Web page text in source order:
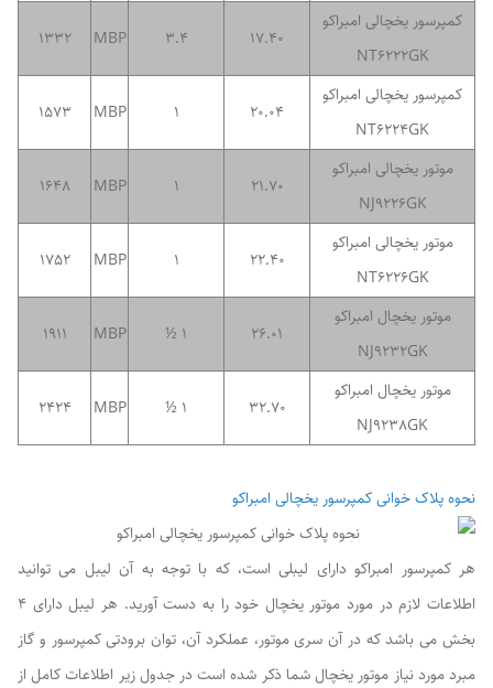
کمپرسور یخچالی امبراکو
NT6222GK
17.40
3.4
MBP
1332
کمپرسور یخچالی امبراکو
NT6224GK
20.04
1
MBP
1573
موتور یخچالی امبراکو
NJ9226GK
21.70
1
MBP
1648
موتور یخچالی امبراکو
NT6226GK
22.40
1
MBP
1752
موتور یخچال امبراکو
NJ9232GK
26.01
1 ½
MBP
1911
موتور یخچال امبراکو
NJ9238GK
32.70
1 ½
MBP
2424
نحوه پلاک خوانی کمپرسور یخچالی امبراکو
هر کمپرسور امبراکو دارای لیبلی است، که با توجه به آن لیبل می توانید
اطلاعات لازم در مورد موتور یخچال خود را به دست آورید. هر لیبل دارای 4
بخش می باشد که در آن سری موتور، عملکرد آن، توان برودتی کمپرسور و گاز
مبرد مورد نیاز موتور یخچال شما ذکر شده است در جدول زیر اطلاعات کامل از